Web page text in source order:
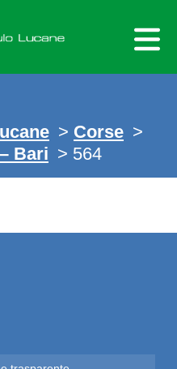
> Corse >
Bari > 564